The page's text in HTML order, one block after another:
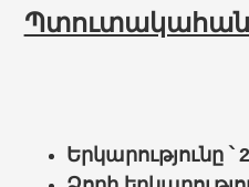
Պտուտակահան
Երկարությունը ՝